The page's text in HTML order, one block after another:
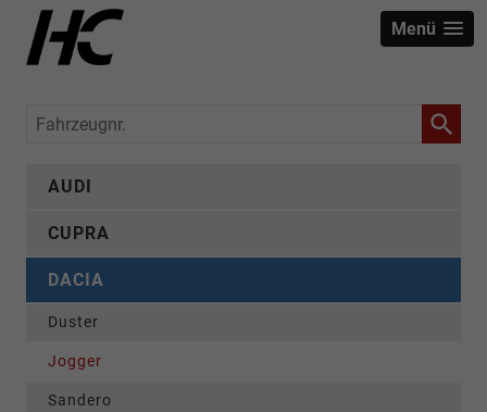
Menü
Fahrzeugnr.
AUDI
CUPRA
DACIA
Duster
Jogger
Sandero